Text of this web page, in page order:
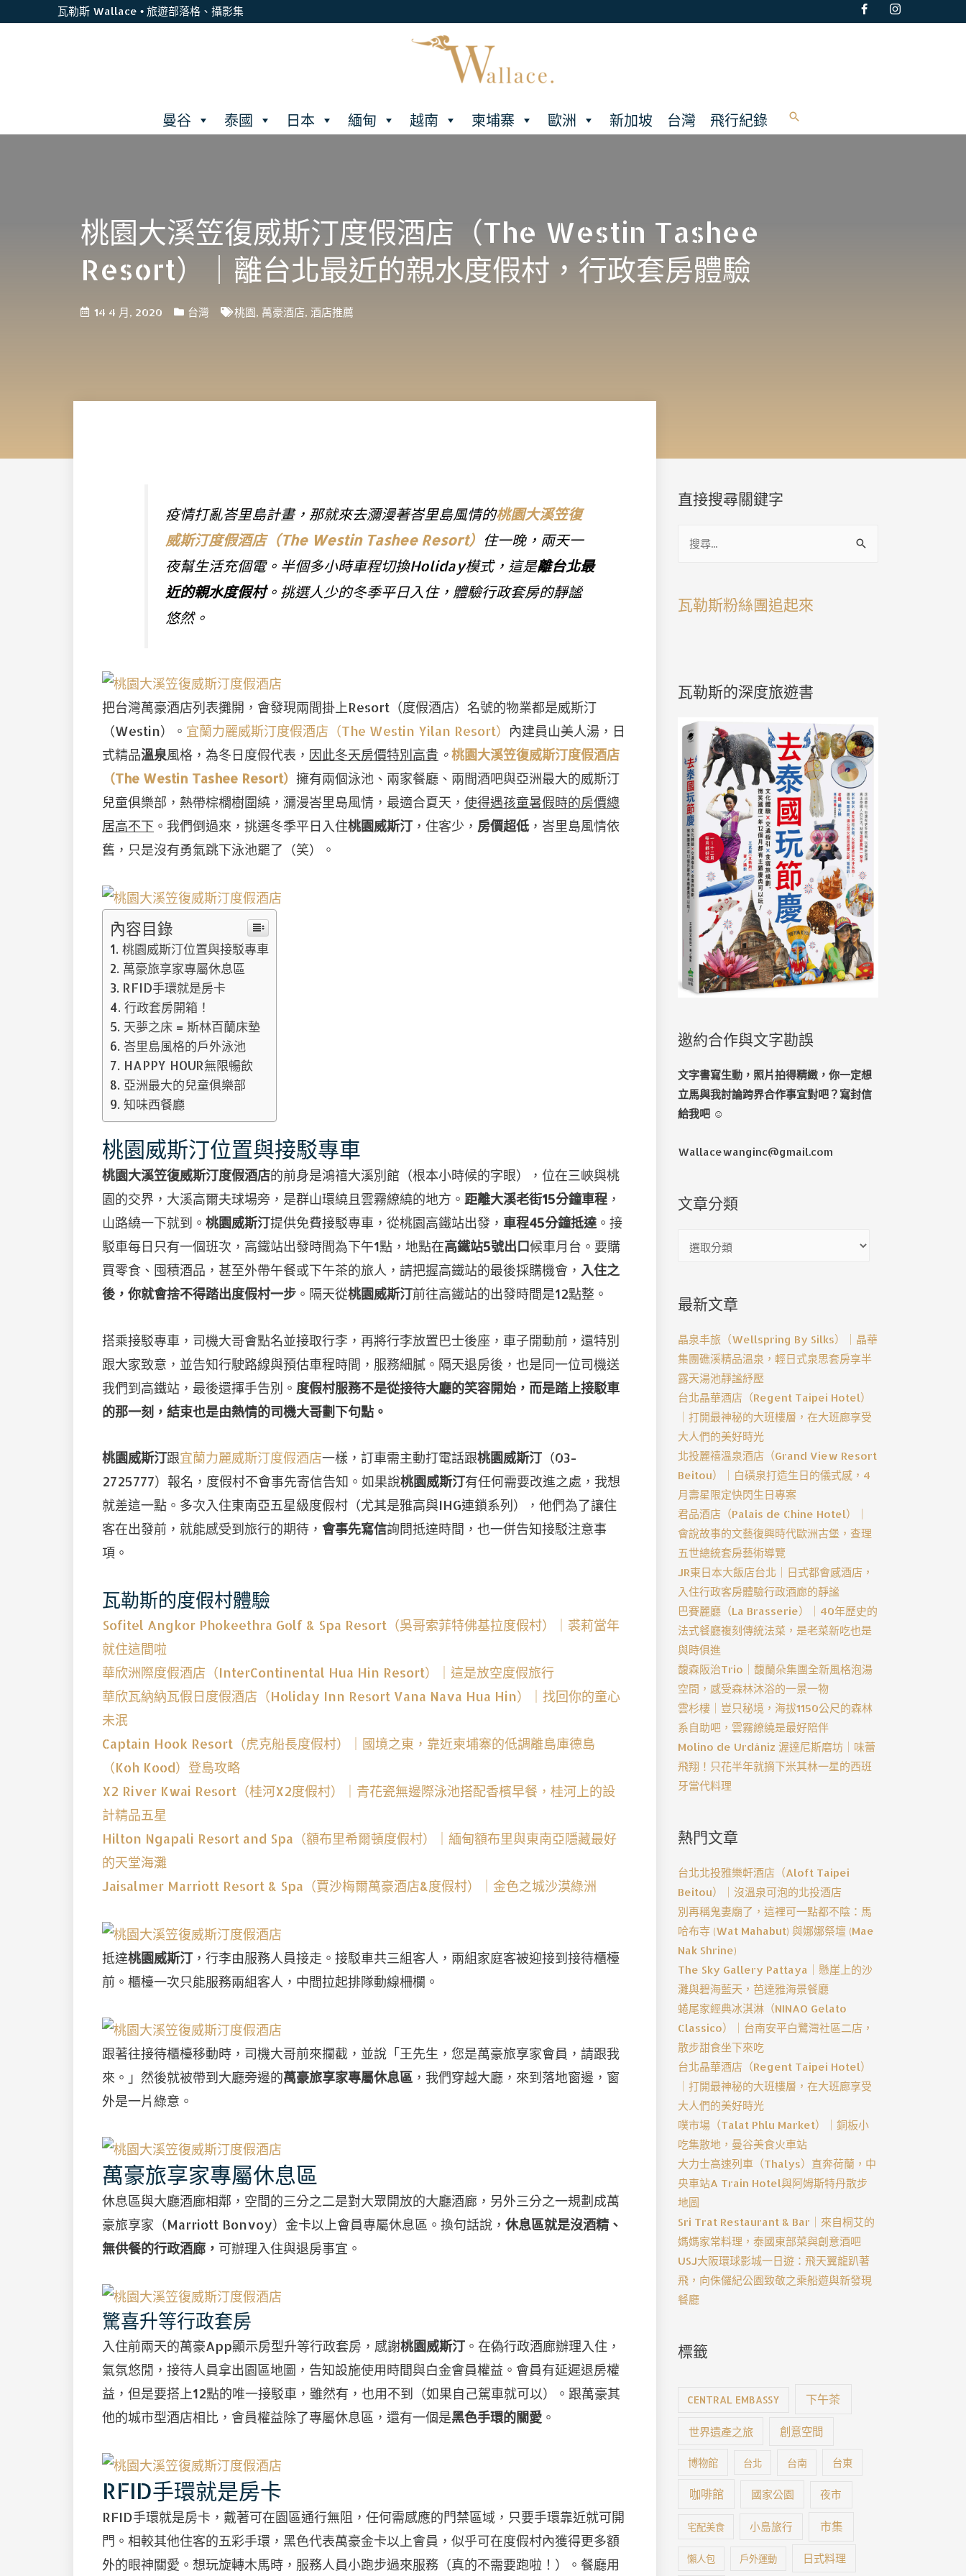
瓦勒斯 Wallace • 旅遊部落格、攝影集
曼谷 泰國 日本 緬甸 越南 柬埔寨 歐洲 新加坡 台灣 飛行紀錄
桃園大溪笠復威斯汀度假酒店（The Westin Tashee
Resort）｜離台北最近的親水度假村，行政套房體驗
14 4 月, 2020 台灣 桃園, 萬豪酒店, 酒店推薦
疫情打亂峇里島計畫，那就來去瀰漫著峇里島風情的桃園大溪笠復
威斯汀度假酒店（The Westin Tashee Resort） 住一晚， 兩天一
夜幫生活充個電。 半個多小時車程切換Holiday模式，這是離台北最
近的親水度假村。挑選人少的冬季平日入住，體驗行政套房的靜謐
悠然。
把台灣萬豪酒店列表攤開，會發現兩間掛上Resort（度假酒店）名號的物業都是威斯汀
（Westin）。 宜蘭力麗威斯汀度假酒店（The Westin Yilan Resort） 內建員山美人湯，日
式精品溫泉風格，為冬日度假代表， 因此冬天房價特別高貴 。桃園大溪笠復威斯汀度假酒店
（The Westin Tashee Resort） 擁有兩個泳池、兩家餐廳、兩間酒吧與亞洲最大的威斯汀
兒童俱樂部，熱帶棕櫚樹圍繞，瀰漫峇里島風情，最適合夏天， 使得遇孩童暑假時的房價總
居高不下 。我們倒過來，挑選冬季平日入住桃園威斯汀 ，住客少， 房價超低 ，峇里島風情依
舊，只是沒有勇氣跳下泳池罷了（笑）。
內容目錄
桃園威斯汀位置與接駁專車
萬豪旅享家專屬休息區
RFID手環就是房卡
行政套房開箱！
天夢之床 = 斯林百蘭床墊
峇里島風格的戶外泳池
HAPPY HOUR無限暢飲
亞洲最大的兒童俱樂部
知味西餐廳
桃園威斯汀位置與接駁專車
桃園大溪笠復威斯汀度假酒店的前身是鴻禧大溪別館（根本小時候的字眼），位在三峽與桃
園的交界，大溪高爾夫球場旁，是群山環繞且雲霧繚繞的地方。 距離大溪老街15分鐘車程 ，
山路繞一下就到。 桃園威斯汀提供免費接駁專車，從桃園高鐵站出發， 車程45分鐘抵達 。接
駁車每日只有一個班次，高鐵站出發時間為下午1點，地點在高鐵站5號出口候車月台。要購
買零食、囤積酒品，甚至外帶午餐或下午茶的旅人，請把握高鐵站的最後採購機會， 入住之
後，你就會捨不得踏出度假村一步 。隔天從桃園威斯汀前往高鐵站的出發時間是12點整。
搭乘接駁專車，司機大哥會點名並接取行李，再將行李放置巴士後座，車子開動前，還特別
跟大家致意，並告知行駛路線與預估車程時間，服務細膩。隔天退房後，也是同一位司機送
我們到高鐵站，最後還揮手告別。 度假村服務不是從接待大廳的笑容開始，而是踏上接駁車
的那一刻，結束也是由熱情的司機大哥劃下句點。
桃園威斯汀跟宜蘭力麗威斯汀度假酒店一樣，訂車需主動打電話跟桃園威斯汀 （03-
2725777）報名，度假村不會事先寄信告知。如果說桃園威斯汀有任何需要改進之處，我想
就差這一點。多次入住東南亞五星級度假村（尤其是雅高與IHG連鎖系列），他們為了讓住
客在出發前，就能感受到旅行的期待， 會事先寫信詢問抵達時間，也一併告知接駁注意事
項。
瓦勒斯的度假村體驗
Sofitel Angkor Phokeethra Golf & Spa Resort（吳哥索菲特佛基拉度假村）｜裘莉當年
就住這間啦
華欣洲際度假酒店（InterContinental Hua Hin Resort）｜這是放空度假旅行
華欣瓦納納瓦假日度假酒店（Holiday Inn Resort Vana Nava Hua Hin）｜找回你的童心
未泯
Captain Hook Resort（虎克船長度假村）｜國境之東，靠近柬埔寨的低調離島庫德島
（Koh Kood）登島攻略
X2 River Kwai Resort（桂河X2度假村）｜青花瓷無邊際泳池搭配香檳早餐，桂河上的設
計精品五星
Hilton Ngapali Resort and Spa（額布里希爾頓度假村）｜緬甸額布里與東南亞隱藏最好
的天堂海灘
Jaisalmer Marriott Resort & Spa（賈沙梅爾萬豪酒店&度假村）｜金色之城沙漠綠洲
抵達桃園威斯汀 ，行李由服務人員接走。接駁車共三組客人，兩組家庭客被迎接到接待櫃檯
前。櫃檯一次只能服務兩組客人，中間拉起排隊動線柵欄。
跟著往接待櫃檯移動時，司機大哥前來攔截，並說「王先生，您是萬豪旅享家會員，請跟我
來。」然後就被帶到大廳旁邊的萬豪旅享家專屬休息區 ，我們穿越大廳，來到落地窗邊，窗
外是一片綠意。
萬豪旅享家專屬休息區
休息區與大廳酒廊相鄰，空間的三分之二是對大眾開放的大廳酒廊，另外三分之一規劃成萬
豪旅享家（Marriott Bonvoy）金卡以上會員專屬休息區。換句話說， 休息區就是沒酒精、
無供餐的行政酒廊， 可辦理入住與退房事宜。
驚喜升等行政套房
入住前兩天的萬豪App顯示房型升等行政套房，感謝桃園威斯汀 。在偽行政酒廊辦理入住，
氣氛悠閒，接待人員拿出園區地圖，告知設施使用時間與白金會員權益。會員有延遲退房權
益，但是要搭上12點的唯一接駁車，雖然有，也用不到（如果自己駕車就可以）。跟萬豪其
他的城市型酒店相比，會員權益除了專屬休息區，還有一個是黑色手環的關愛 。
RFID手環就是房卡
RFID手環就是房卡，戴著可在園區通行無阻，任何需感應的門禁區域，只要手環靠近就可開
門。相較其他住客的五彩手環，黑色代表萬豪金卡以上會員，似乎可在度假村內獲得更多額
外的眼神關愛。想玩旋轉木馬時，服務人員小跑步過來服務（真的不需要跑啦！）。餐廳用
直接搜尋關鍵字
瓦勒斯粉絲團追起來
瓦勒斯的深度旅遊書
邀約合作與文字勘誤
文字書寫生動，照片拍得精緻，你一定想
立馬與我討論跨界合作事宜對吧？寫封信
給我吧 ☺️
Wallacewanginc@gmail.com
文章分類
最新文章
晶泉丰旅（Wellspring By Silks）｜晶華
集團礁溪精品溫泉，輕日式泉思套房享半
露天湯池靜謐紓壓
台北晶華酒店（Regent Taipei Hotel）
｜打開最神秘的大班樓層，在大班廊享受
大人們的美好時光
北投麗禧溫泉酒店（Grand View Resort
Beitou）｜白磺泉打造生日的儀式感，4
月壽星限定快閃生日專案
君品酒店（Palais de Chine Hotel）｜
會說故事的文藝復興時代歐洲古堡，查理
五世總統套房藝術導覽
JR東日本大飯店台北｜日式都會感酒店，
入住行政客房體驗行政酒廊的靜謐
巴賽麗廳（La Brasserie）｜40年歷史的
法式餐廳複刻傳統法菜，是老菜新吃也是
與時俱進
馥森阪治Trio｜馥蘭朵集團全新風格泡湯
空間，感受森林沐浴的一景一物
雲杉樓｜豈只秘境，海拔1150公尺的森林
系自助吧，雲霧繚繞是最好陪伴
Molino de Urdániz 渥達尼斯磨坊｜味蕾
飛翔！只花半年就摘下米其林一星的西班
牙當代料理
熱門文章
台北北投雅樂軒酒店（Aloft Taipei
Beitou）｜沒溫泉可泡的北投酒店
別再稱鬼妻廟了，這裡可一點都不陰：馬
哈布寺 (Wat Mahabut) 與娜娜祭壇 (Mae
Nak Shrine)
The Sky Gallery Pattaya｜懸崖上的沙
灘與碧海藍天，芭達雅海景餐廳
蜷尾家經典冰淇淋（NINAO Gelato
Classico）｜台南安平白鷺灣社區二店，
散步甜食坐下來吃
台北晶華酒店（Regent Taipei Hotel）
｜打開最神秘的大班樓層，在大班廊享受
大人們的美好時光
噗市場（Talat Phlu Market）｜銅板小
吃集散地，曼谷美食火車站
大力士高速列車（Thalys）直奔荷蘭，中
央車站A Train Hotel與阿姆斯特丹散步
地圖
Sri Trat Restaurant & Bar｜來自桐艾的
媽媽家常料理，泰國東部菜與創意酒吧
USJ大阪環球影城一日遊：飛天翼龍趴著
飛，向侏儸紀公園致敬之乘船遊與新發現
餐廳
標籤
CENTRAL EMBASSY 下午茶
世界遺產之旅 創意空間
博物館 台北 台南 台東
咖啡館 國家公園 夜市
宅配美食 小島旅行 市集
懶人包 戶外運動 日式料理